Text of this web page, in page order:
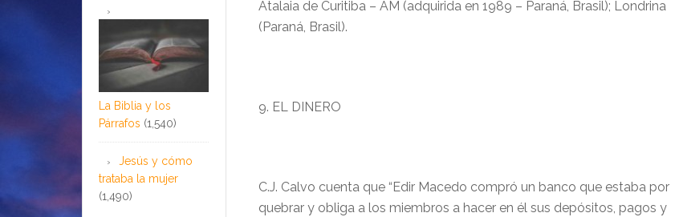
Atalaia de Curitiba – AM (adquirida en 1989 – Paraná, Brasil); Londrina
(Paraná, Brasil).
9. EL DINERO
C.J. Calvo cuenta que “Edir Macedo compró un banco que estaba por
quebrar y obliga a los miembros a hacer en él sus depósitos, pagos y
La Biblia y los
Párrafos (1,540)
Jesús y cómo
trataba la mujer
(1,490)